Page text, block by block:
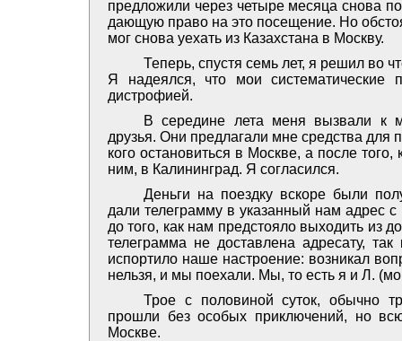
предложили через четыре месяца снова
дающую право на это посещение. Но
мог снова уехать из Казахстана в Москву.
Теперь, спустя семь лет, я решил во
Я надеялся, что мои систематические
дистрофией.
В середине лета меня вызвали к
друзья. Они предлагали мне средства для
кого остановиться в Москве, а после
ним, в Калининград. Я согласился.
Деньги на поездку вскоре были
дали телеграмму в указанный нам адрес
до того, как нам предстояло выходить из
телеграмма не доставлена адресату,
испортило наше настроение: возникал
нельзя, и мы поехали. Мы, то есть я и Л.
Трое с половиной суток, обычно
прошли без особых приключений, но
Москве.